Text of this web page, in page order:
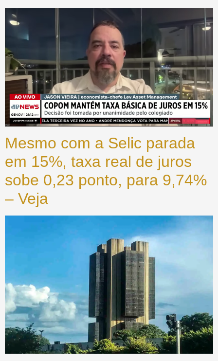
Mesmo com a Selic parada
em 15%, taxa real de juros
sobe 0,23 ponto, para 9,74%
– Veja